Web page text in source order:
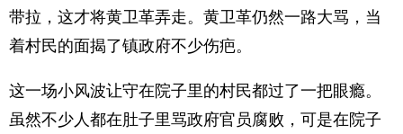
带拉，这才将黄卫革弄走。黄卫革仍然一路大骂，当
着村民的面揭了镇政府不少伤疤。
这一场小风波让守在院子里的村民都过了一把眼瘾。
虽然不少人都在肚子里骂政府官员腐败，可是在院子